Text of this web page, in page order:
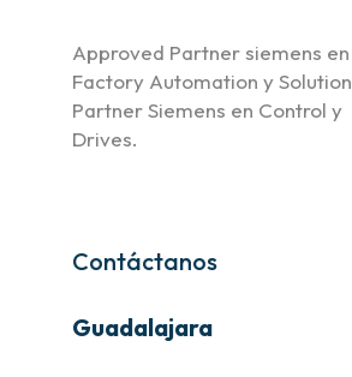
Approved Partner siemens en
Factory Automation y Solution
Partner Siemens en Control y
Drives.
Contáctanos
Guadalajara